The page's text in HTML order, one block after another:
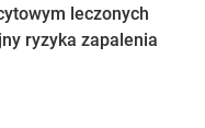
leczonych
ryzyka zapalenia